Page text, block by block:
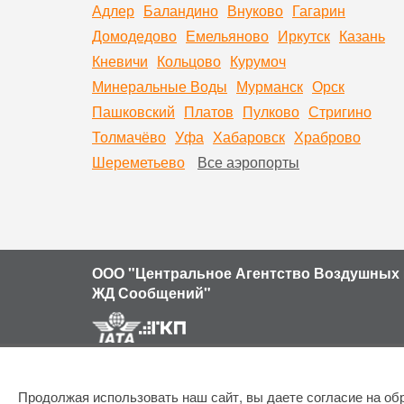
Адлер Баландино Внуково Гагарин
Домодедово Емельяново Иркутск Казань
Кневичи Кольцово Курумоч
Минеральные Воды Мурманск Орск
Пашковский Платов Пулково Стригино
Толмачёво Уфа Хабаровск Храброво
Шереметьево
Все аэропорты
ООО "Центральное Агентство Воздушных
ЖД Сообщений"
Продолжая использовать наш сайт, вы даете согласие на